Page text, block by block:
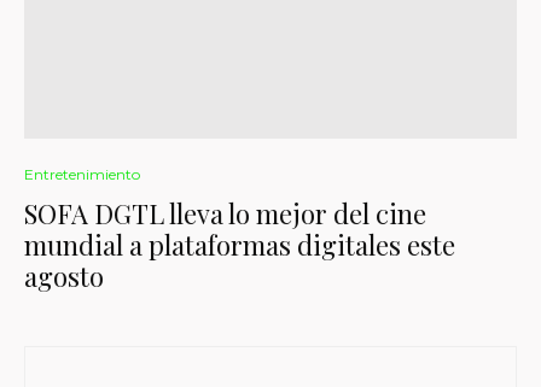
Entretenimiento
SOFA DGTL lleva lo mejor del cine
mundial a plataformas digitales este
agosto